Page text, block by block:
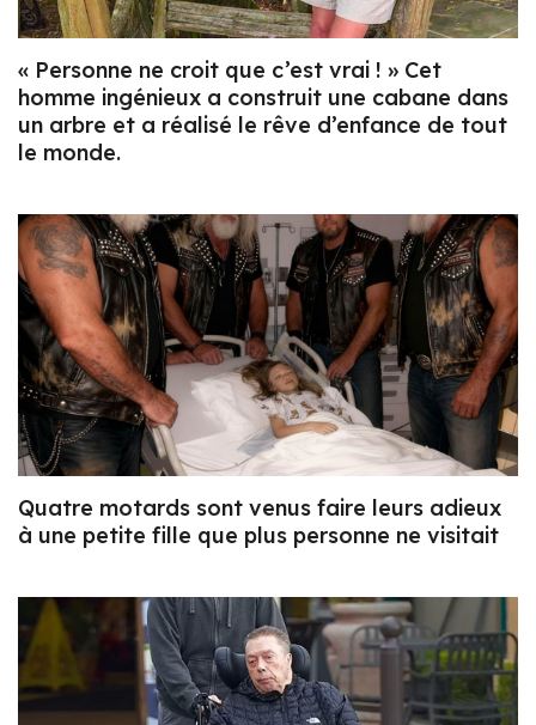
« Personne ne croit que c’est vrai ! » Cet
homme ingénieux a construit une cabane dans
un arbre et a réalisé le rêve d’enfance de tout
le monde.
Quatre motards sont venus faire leurs adieux
à une petite fille que plus personne ne visitait